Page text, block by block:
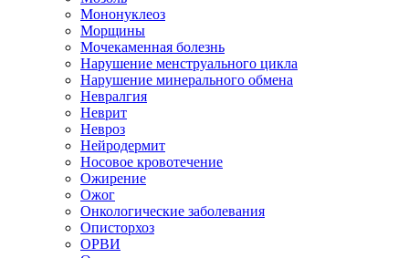
Мононуклеоз
Морщины
Мочекаменная болезнь
Нарушение менструального цикла
Нарушение минерального обмена
Невралгия
Неврит
Невроз
Нейродермит
Носовое кровотечение
Ожирение
Ожог
Онкологические заболевания
Описторхоз
ОРВИ